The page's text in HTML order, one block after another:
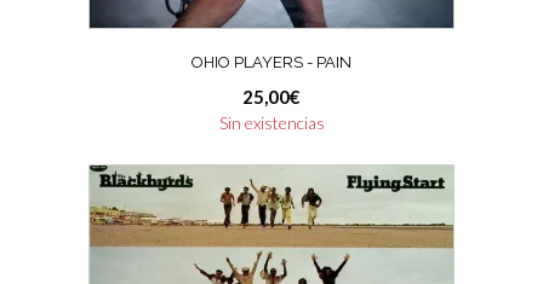
OHIO PLAYERS ‎- PAIN
25,00€
Sin existencias